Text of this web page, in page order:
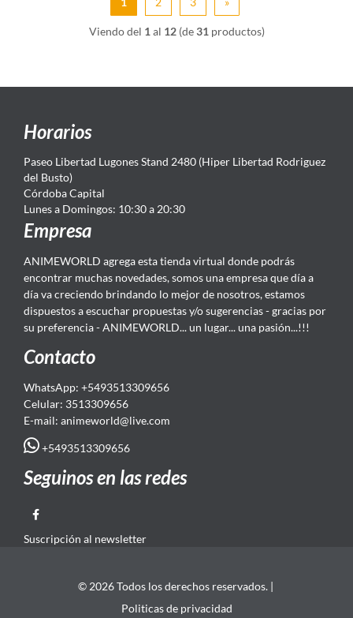
Viendo del 1 al 12(de31 productos)
Horarios
Paseo Libertad Lugones Stand 2480 (Hiper Libertad Rodriguez
del Busto)
Córdoba Capital
Lunes a Domingos: 10:30 a 20:30
Empresa
ANIMEWORLD agrega esta tienda virtual donde podrás
encontrar muchas novedades, somos una empresa que día a
día va creciendo brindando lo mejor de nosotros, estamos
dispuestos a escuchar propuestas y/o sugerencias - gracias por
su preferencia - ANIMEWORLD... un lugar... una pasión...!!!
Contacto
WhatsApp: +5493513309656
Celular: 3513309656
E-mail: animeworld@live.com
+5493513309656
Seguinos en las redes
Suscripción al newsletter
© 2026 Todos los derechos reservados. |
Politicas de privacidad